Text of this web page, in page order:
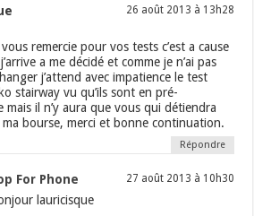
26 août 2013 à 13h28
remercie pour vos tests c’est a cause
a me décidé et comme je n’ai pas
j’attend avec impatience le test
stairway vu qu’ils sont en pré-
mais il n’y aura que vous qui détiendra
ma bourse, merci et bonne continuation.
Répondre
For Phone 27 août 2013 à 10h30
lauricisque